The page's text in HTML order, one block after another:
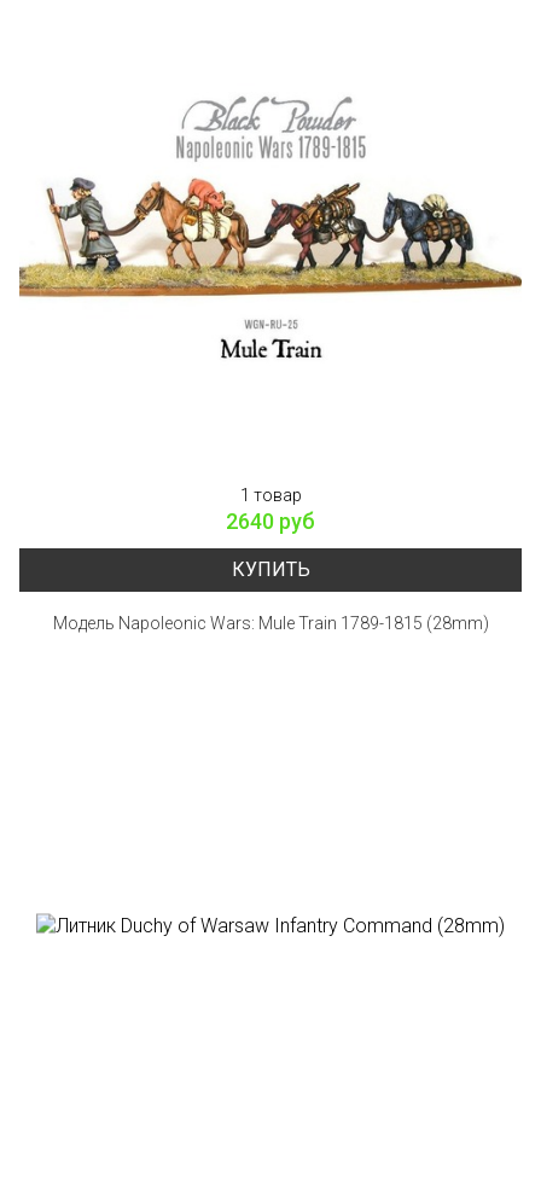
1 товар
2640 руб
КУПИТЬ
Модель Napoleonic Wars: Mule Train 1789-1815 (28mm)